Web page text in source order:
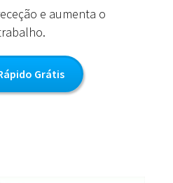
e aumenta o
Grátis